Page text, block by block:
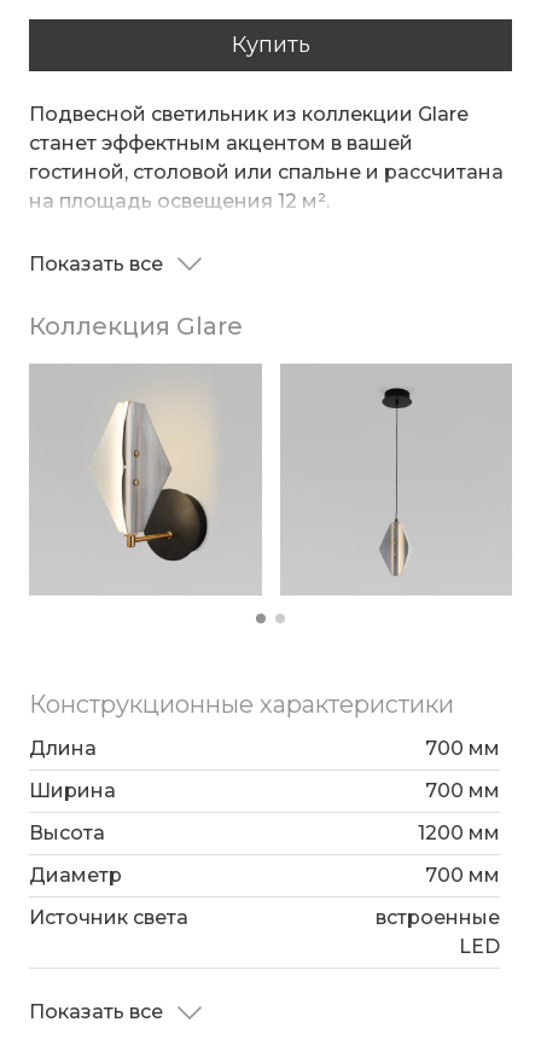
Купить
Подвесной светильник из коллекции Glare
станет эффектным акцентом в вашей
гостиной, столовой или спальне и рассчитана
на площадь освещения 12 м².
строгие линии и мягкое сияние, приковывает
современности. Геометрические плафоны
ромбовидной формы с рельефной текстурой
преломляют свет, создавая игру теней и
Источником света служат SMD светодиоды с
мощностью 40 Вт и цветовой температурой
Показать все
Коллекция Glare
Конструкционные характеристики
Длина
700 мм
Ширина
700 мм
Высота
1200 мм
Диаметр
700 мм
Источник света
встроенные
LED
Показать все